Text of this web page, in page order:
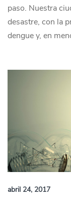
paso. Nuestra
desastre, con la
dengue y, en
abril 24, 2017